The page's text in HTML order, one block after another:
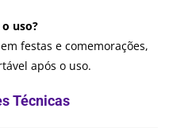
uso?
festas e comemorações,
após o uso.